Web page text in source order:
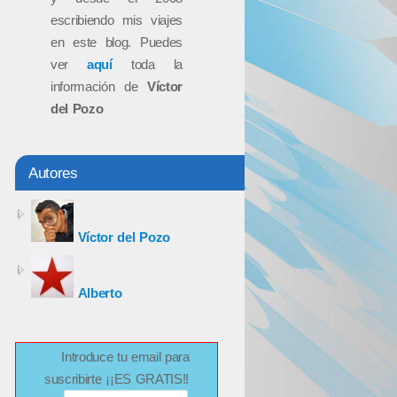
escribiendo mis viajes
en este blog. Puedes
veraquítoda la
información de Víctor
del Pozo
Autores
Víctor del Pozo
Alberto
Introduce tu email para
suscribirte ¡¡ES GRATIS!!